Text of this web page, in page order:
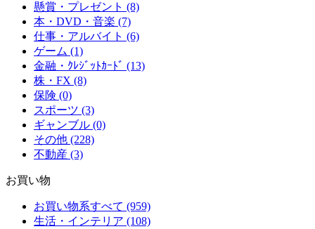
懸賞・プレゼント (8)
本・DVD・音楽 (7)
仕事・アルバイト (6)
ゲーム (1)
金融・ｸﾚｼﾞｯﾄｶｰﾄﾞ (13)
株・FX (8)
保険 (0)
スポーツ (3)
ギャンブル (0)
その他 (228)
不動産 (3)
お買い物
お買い物系すべて (959)
生活・インテリア (108)